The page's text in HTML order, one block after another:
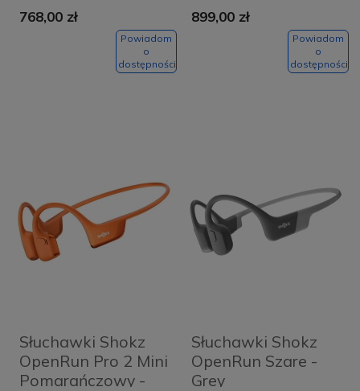
768,00 zł
Powiadom
o
dostępności
899,00 zł
Powiadom
o
dostępności
Słuchawki Shokz
OpenRun Pro 2 Mini
Pomarańczowy -
Słuchawki Shokz
OpenRun Szare -
Grey